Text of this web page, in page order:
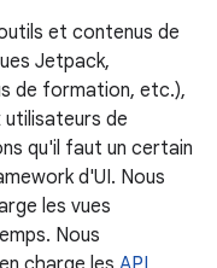
et contenus de
Jetpack,
de formation, etc.),
utilisateurs de
qu'il faut un certain
d'UI. Nous
les vues
Nous